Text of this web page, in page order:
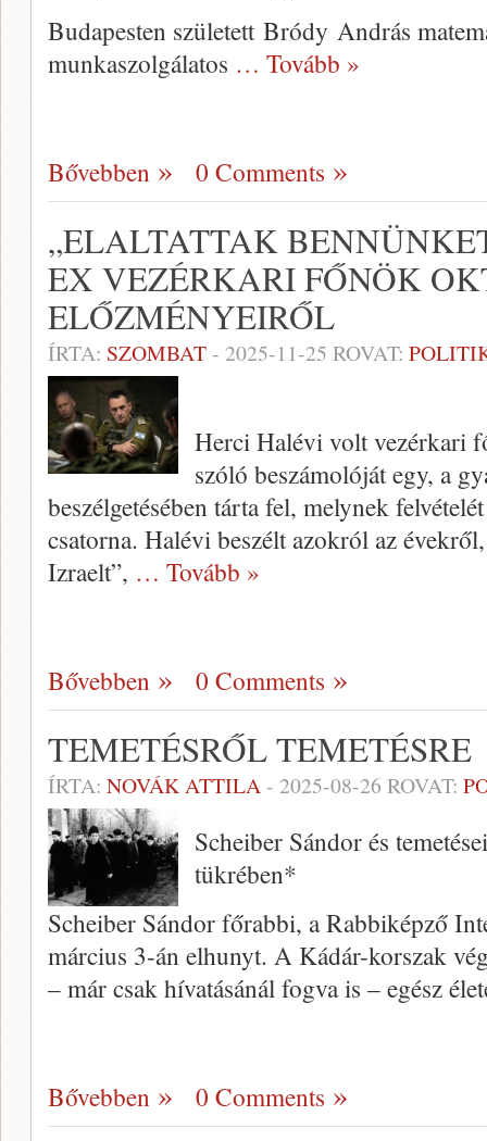
Budapesten született Bródy András
munkaszolgálatos … Tovább »
Bővebben 0 Comments
„ELALTATTAK
EX VEZÉRKARI FŐNÖK
ELŐZMÉNYEIRŐL
ÍRTA: SZOMBAT- 2025-11-25 ROVAT:
Herci Halévi volt vezérkari
szóló beszámolóját egy, a
beszélgetésében tárta fel, melynek
csatorna. Halévi beszélt azokról az
Izraelt”, … Tovább »
Bővebben 0 Comments
TEMETÉSRŐL TEMETÉSRE
ÍRTA: NOVÁK ATTILA- 2025-08-26 ROVAT:
Scheiber Sándor és
tükrében*
Scheiber Sándor főrabbi, a Rabbiképző
március 3-án elhunyt. A Kádár-korszak
– már csak hívatásánál fogva is – egész
Bővebben 0 Comments